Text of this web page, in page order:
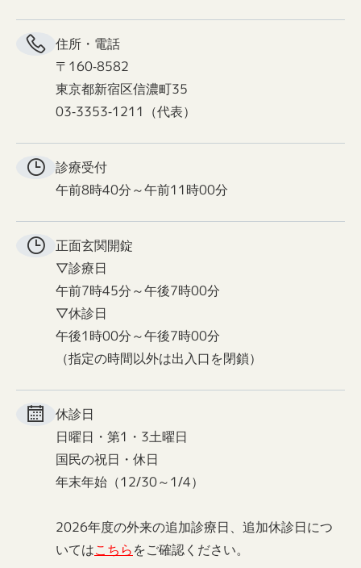
住所・電話
〒160-8582
東京都新宿区信濃町35
03-3353-1211（代表）
診療受付
午前8時40分～午前11時00分
正面玄関開錠
▽診療日
午前7時45分～午後7時00分
▽休診日
午後1時00分～午後7時00分
（指定の時間以外は出入口を閉鎖）
休診日
日曜日・第1・3土曜日
国民の祝日・休日
年末年始（12/30～1/4）
2026年度の外来の追加診療日、追加休診日につ
いてはこちらをご確認ください。